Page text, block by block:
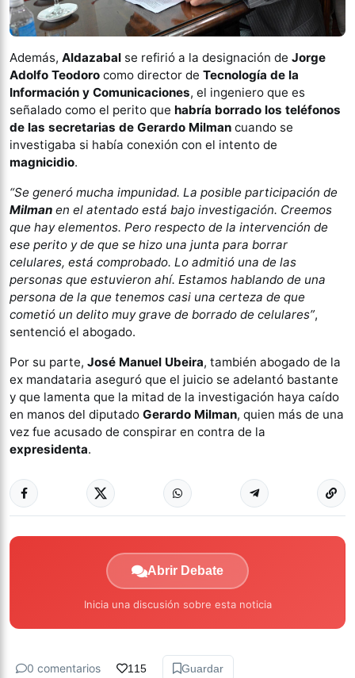
Además, Aldazabal se refirió a la designación de Jorge
Adolfo Teodoro como director de Tecnología de la
Información y Comunicaciones, el ingeniero que es
señalado como el perito que habría borrado los teléfonos
de las secretarias de Gerardo Milman cuando se
investigaba si había conexión con el intento de
magnicidio.
“Se generó mucha impunidad. La posible participación de
Milman en el atentado está bajo investigación. Creemos
que hay elementos. Pero respecto de la intervención de
ese perito y de que se hizo una junta para borrar
celulares, está comprobado. Lo admitió una de las
personas que estuvieron ahí. Estamos hablando de una
persona de la que tenemos casi una certeza de que
cometió un delito muy grave de borrado de celulares”,
sentenció el abogado.
Por su parte, José Manuel Ubeira, también abogado de la
ex mandataria aseguró que el juicio se adelantó bastante
y que lamenta que la mitad de la investigación haya caído
en manos del diputado Gerardo Milman, quien más de una
vez fue acusado de conspirar en contra de la
expresidenta.
Abrir Debate
Inicia una discusión sobre esta noticia
0 comentarios 115 Guardar